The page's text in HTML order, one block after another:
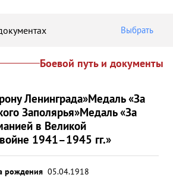
Выбрать
Боевой путь и документы
Ленинграда»Медаль «За
Заполярья»Медаль «За
в Великой
1941–1945 гг.»
рождения 05.04.1918